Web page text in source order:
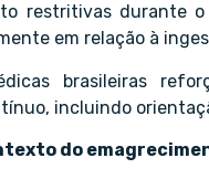
restritivas durante
em relação à
brasileiras
incluindo
do